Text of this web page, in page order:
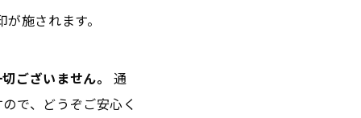
施されます。
ございません。
通
で、どうぞご安心く